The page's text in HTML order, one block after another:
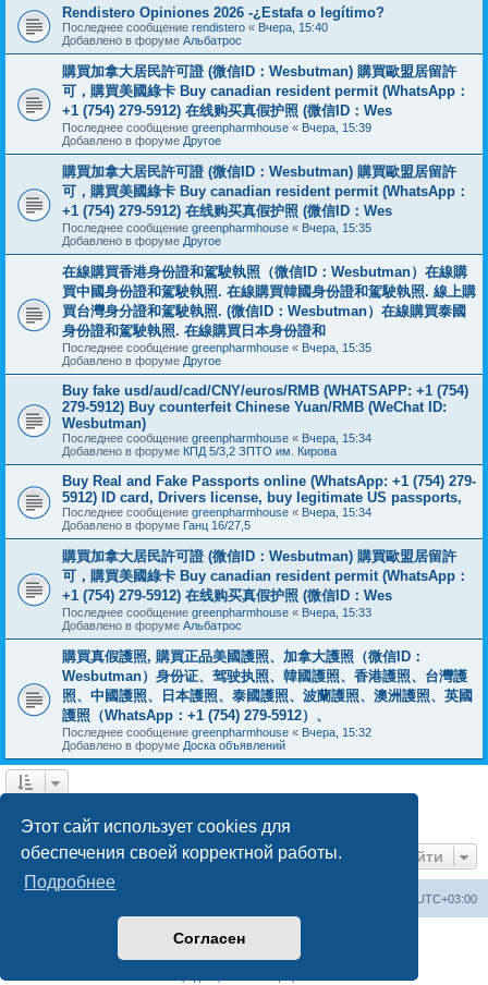
Этот сайт использует cookies для
обеспечения своей корректной работы.
Подробнее
Согласен
Rendistero Opiniones 2026 -¿Estafa o legítimo?
Последнее сообщение rendistero « Вчера, 15:40
Добавлено в форуме Альбатрос
購買加拿大居民許可證 (微信ID：Wesbutman) 購買歐盟居留許
可，購買美國綠卡 Buy canadian resident permit (WhatsApp：
+1 (754) 279-5912) 在线购买真假护照 (微信ID：Wes
Последнее сообщение greenpharmhouse « Вчера, 15:39
Добавлено в форуме Другое
購買加拿大居民許可證 (微信ID：Wesbutman) 購買歐盟居留許
可，購買美國綠卡 Buy canadian resident permit (WhatsApp：
+1 (754) 279-5912) 在线购买真假护照 (微信ID：Wes
Последнее сообщение greenpharmhouse « Вчера, 15:35
Добавлено в форуме Другое
在線購買香港身份證和駕駛執照（微信ID：Wesbutman）在線購
買中國身份證和駕駛執照. 在線購買韓國身份證和駕駛執照. 線上購
買台灣身分證和駕駛執照. (微信ID：Wesbutman）在線購買泰國
身份證和駕駛執照. 在線購買日本身份證和
Последнее сообщение greenpharmhouse « Вчера, 15:35
Добавлено в форуме Другое
Buy fake usd/aud/cad/CNY/euros/RMB (WHATSAPP: +1 (754)
279-5912) Buy counterfeit Chinese Yuan/RMB (WeChat ID:
Wesbutman)
Последнее сообщение greenpharmhouse « Вчера, 15:34
Добавлено в форуме КПД 5/3,2 ЗПТО им. Кирова
Buy Real and Fake Passports online (WhatsApp: +1 (754) 279-
5912) ID card, Drivers license, buy legitimate US passports,
Последнее сообщение greenpharmhouse « Вчера, 15:34
Добавлено в форуме Ганц 16/27,5
購買加拿大居民許可證 (微信ID：Wesbutman) 購買歐盟居留許
可，購買美國綠卡 Buy canadian resident permit (WhatsApp：
+1 (754) 279-5912) 在线购买真假护照 (微信ID：Wes
Последнее сообщение greenpharmhouse « Вчера, 15:33
Добавлено в форуме Альбатрос
購買真假護照, 購買正品美國護照、加拿大護照（微信ID：
Wesbutman）身份证、驾驶执照、韓國護照、香港護照、台灣護
照、中國護照、日本護照、泰國護照、波蘭護照、澳洲護照、英國
護照（WhatsApp：+1 (754) 279-5912）、
Последнее сообщение greenpharmhouse « Вчера, 15:32
Добавлено в форуме Доска объявлений
Перейти
UTC+03:00
Создано на основеphpBB® Forum Software © phpBB Limited
Русская поддержка phpBB